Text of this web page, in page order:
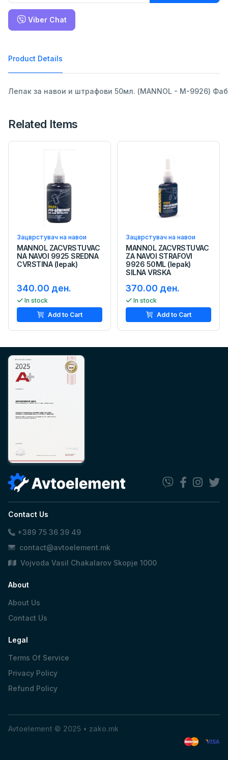
Viber Chat
Product Details
Лепак за навои и штрафови 50мл. (MANNOL - M-9926)
Related Items
Зацврстувач на навои
MANNOL ZACVRSTUVAC
NA NAVOI 9925 SREDNA
CVRSTINA (lepak)
340.00 ден.
In stock
Add to Cart
Зацврстувач на навои
MANNOL ZACVRSTUVAC
ZA NAVOI STRAFOVI
9926 50ML (lepak)
SILNA VRSKA
370.00 ден.
In stock
Add to Cart
Contact Us
+389 75 36 39 49
contact@avtoelement.mk
Vojvoda Vasil Chakalarov Skopje 1000
About
About Us
Contact Us
Legal
Terms Of Service
Privacy Policy
Refund Policy
Avtoelement © 2025 • zako.mk